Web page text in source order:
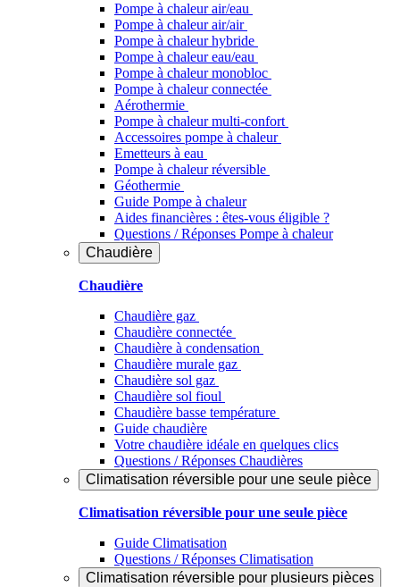
Pompe à chaleur air/eau
Pompe à chaleur air/air
Pompe à chaleur hybride
Pompe à chaleur​ eau/eau
Pompe à chaleur monobloc
Pompe à chaleur connectée
Aérothermie
Pompe à chaleur multi-confort
Accessoires pompe à chaleur
Emetteurs à eau
Pompe à chaleur réversible
Géothermie
Guide Pompe à chaleur
Aides financières : êtes-vous éligible ?
Questions / Réponses Pompe à chaleur
Chaudière
Chaudière
Chaudière gaz
Chaudière connectée
Chaudière à condensation
Chaudière murale gaz
Chaudière sol gaz
Chaudière sol fioul
Chaudière basse température
Guide chaudière
Votre chaudière idéale en quelques clics
Questions / Réponses Chaudières
Climatisation réversible pour une seule pièce
Climatisation réversible pour une seule pièce
Guide Climatisation
Questions / Réponses Climatisation
Climatisation réversible pour plusieurs pièces